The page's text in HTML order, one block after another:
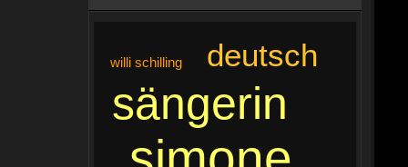
sängerin
deutsch
willi schilling